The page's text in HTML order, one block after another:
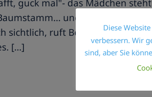
guck mal"- das Mädchen steht
und strahlt ihre
sichtlich, ruft Beifall klatschend:
[...]
Diese
verbessern. Wir
sind, aber Sie